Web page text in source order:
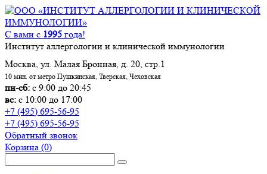
С вами с 1995 года!
Институт аллергологии и клинической иммунологии
Москва, ул. Малая Бронная, д. 20, стр.1
10 мин. от метро Пушкинская, Тверская, Чеховская
пн-сб: с 9:00 до 20:45
вс: с 10:00 до 17:00
+7 (495) 695-56-95
+7 (495) 695-56-95
Обратный звонок
Корзина (0)